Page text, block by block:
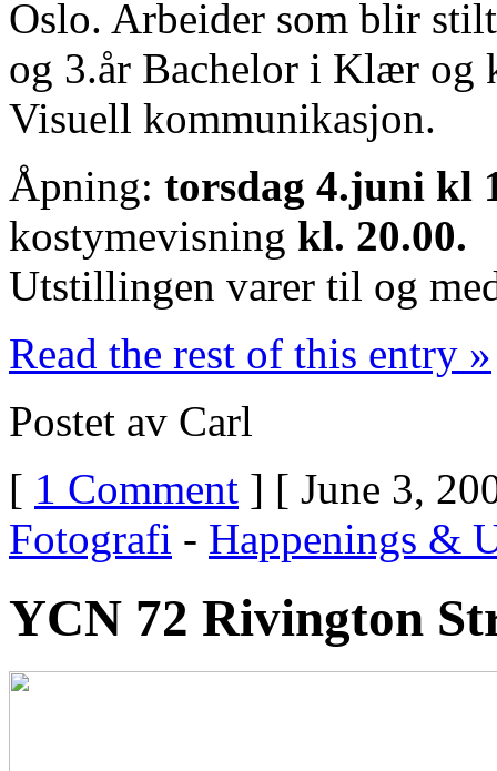
Oslo. Arbeider som blir
og 3.år Bachelor i Klær og
Visuell kommunikasjon.
Åpning: torsdag 4.juni kl
kostymevisning kl. 20.00.
Utstillingen varer til og
Read the rest of this entry »
Postet av Carl
[ 1 Comment ] [ June 3,
Fotografi - Happenings &
YCN 72 Rivington